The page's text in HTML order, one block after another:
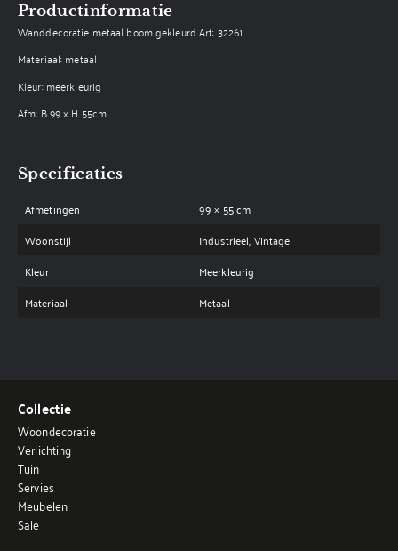
Productinformatie
Wanddecoratie metaal boom gekleurd Art: 32261
Materiaal: metaal
Kleur: meerkleurig
Afm: B 99 x H 55cm
Specificaties
Afmetingen
99 × 55 cm
Woonstijl
Industrieel, Vintage
Kleur
Meerkleurig
Materiaal
Metaal
Collectie
Woondecoratie
Verlichting
Tuin
Servies
Meubelen
Sale